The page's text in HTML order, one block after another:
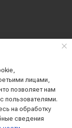
лицами,
позволяет нам
пользователями.
на обработку
сведения